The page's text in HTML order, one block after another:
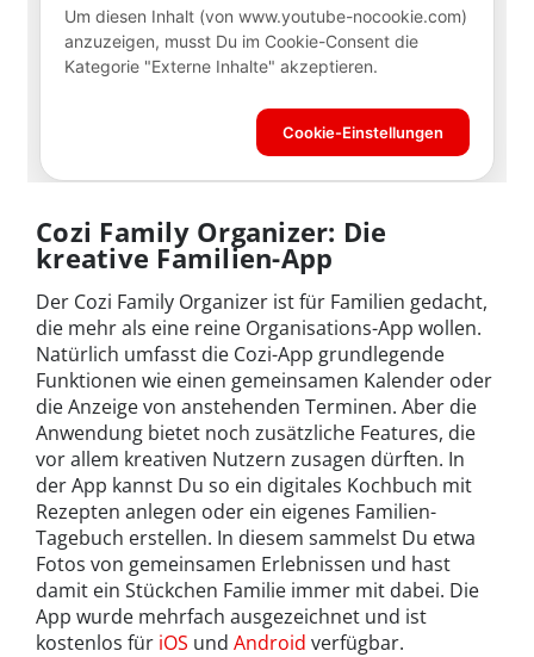
Cozi Family Organizer: Die
kreative Familien-App
Der Cozi Family Organizer ist für Familien gedacht,
die mehr als eine reine Organisations-App wollen.
Natürlich umfasst die Cozi-App grundlegende
Funktionen wie einen gemeinsamen Kalender oder
die Anzeige von anstehenden Terminen. Aber die
Anwendung bietet noch zusätzliche Features, die
vor allem kreativen Nutzern zusagen dürften. In
der App kannst Du so ein digitales Kochbuch mit
Rezepten anlegen oder ein eigenes Familien-
Tagebuch erstellen. In diesem sammelst Du etwa
Fotos von gemeinsamen Erlebnissen und hast
damit ein Stückchen Familie immer mit dabei. Die
App wurde mehrfach ausgezeichnet und ist
kostenlos für iOS und Android verfügbar.